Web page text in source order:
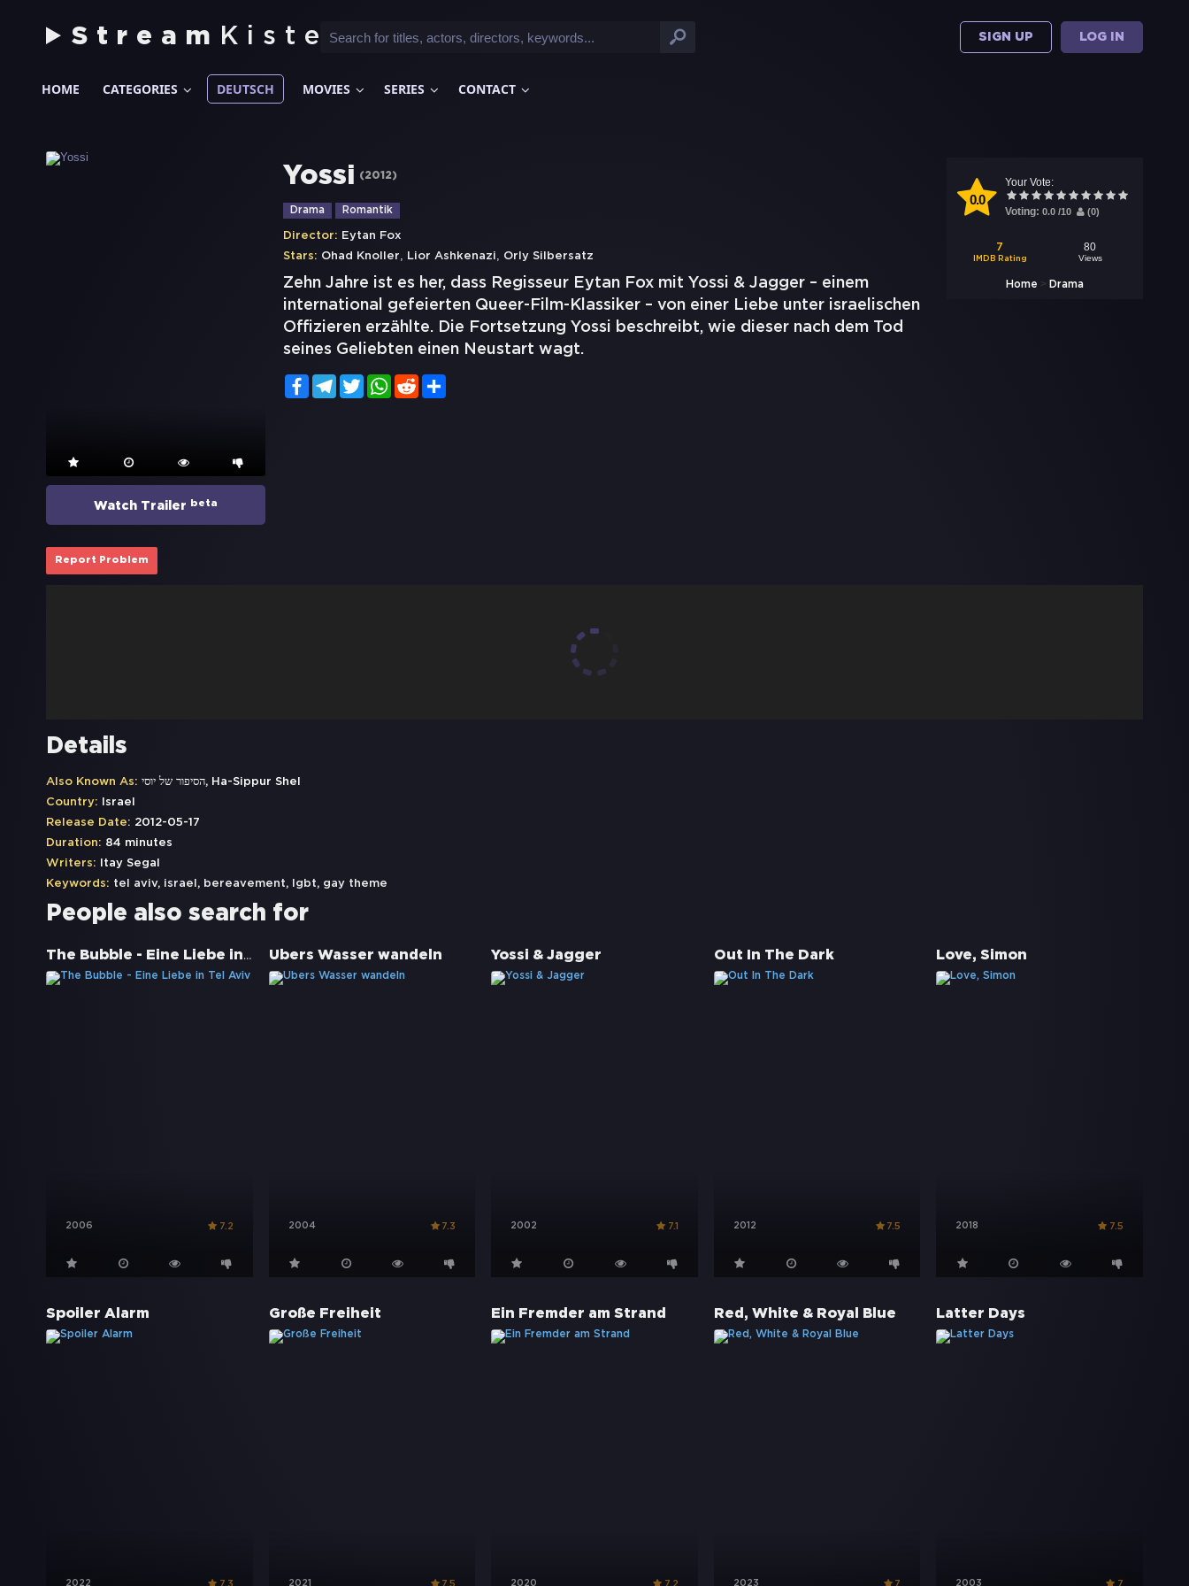
Stream Kiste SIGN UP LOG IN
HOME CATEGORIES DEUTSCH MOVIES SERIES CONTACT
Watch Trailer beta
0.0
Your Vote:
Voting: 0.0 /10 (0)
7
IMDB Rating
80
Views
Home > Drama
Yossi (2012)
Drama Romantik
Director: Eytan Fox
Stars: Ohad Knoller, Lior Ashkenazi, Orly Silbersatz
Zehn Jahre ist es her, dass Regisseur Eytan Fox mit Yossi & Jagger – einem
international gefeierten Queer-Film-Klassiker – von einer Liebe unter israelischen
Offizieren erzählte. Die Fortsetzung Yossi beschreibt, wie dieser nach dem Tod
seines Geliebten einen Neustart wagt.
FacebookTelegramTwitterWhatsApp
Reddit
Report Problem
Details
Also Known As: הסיפור של יוסי, Ha-Sippur Shel
Country: Israel
Release Date: 2012-05-17
Duration: 84 minutes
Writers: Itay Segal
Keywords: tel aviv, israel , bereavement, lgbt, gay theme
People also search for
The Bubble - Eine Liebe in Tel Aviv
2006 7.2
Übers Wasser wandeln
2004 7.3
Yossi & Jagger
2002 7.1
Out In The Dark
2012 7.5
Love, Simon
2018 7.5
Spoiler Alarm
2022
Große Freiheit
2021
Ein Fremder am Strand
2020
Red, White & Royal Blue
2023
Latter Days
2003